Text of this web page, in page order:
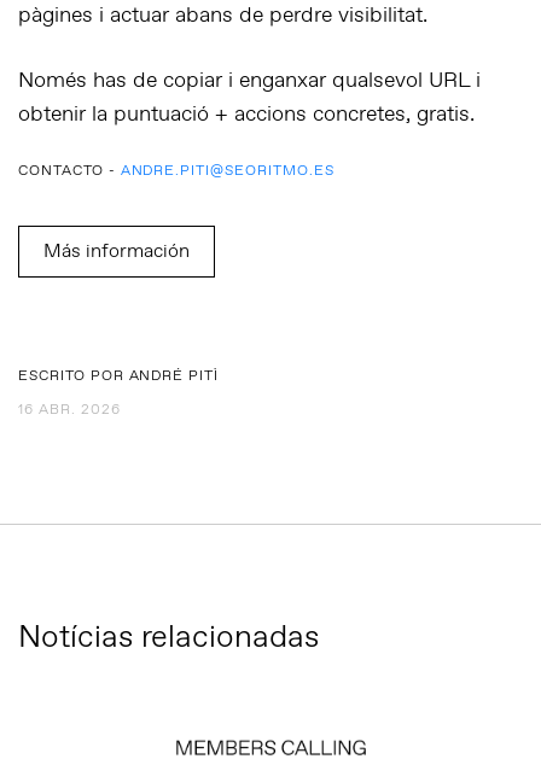
pàgines i actuar abans de perdre visibilitat.
Només has de copiar i enganxar qualsevol URL i
obtenir la puntuació + accions concretes, gratis.
CONTACTO - ANDRE.PITI@SEORITMO.ES
Más información
ESCRITO POR ANDRÉ PITÌ
16 ABR. 2026
Notícias relacionadas